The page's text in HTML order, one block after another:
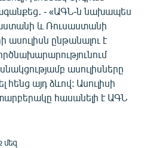
- «ԱԳՆ-ն նախապես
և Ռուսաստանի
ընթանալու է
ասուլիսները
այդ ձևով: Ասուլիսի
հասանելի է ԱԳՆ
մեզ